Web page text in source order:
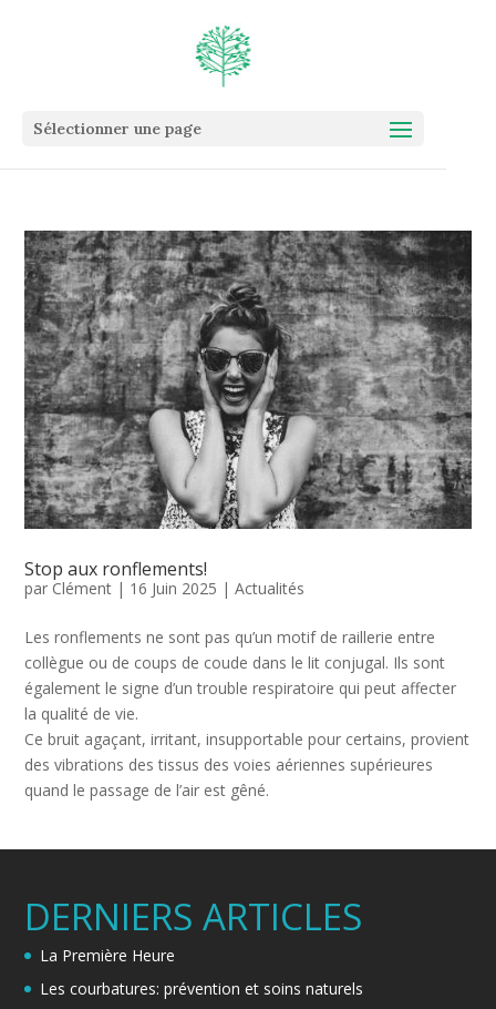
Sélectionner une page
Stop aux ronflements!
par Clément | 16 Juin 2025 |Actualités
Les ronflements ne sont pas qu’un motif de raillerie entre
collègue ou de coups de coude dans le lit conjugal. Ils sont
également le signe d’un trouble respiratoire qui peut affecter
la qualité de vie.
Ce bruit agaçant, irritant, insupportable pour certains, provient
des vibrations des tissus des voies aériennes supérieures
quand le passage de l’air est gêné.
DERNIERS ARTICLES
La Première Heure
Les courbatures: prévention et soins naturels